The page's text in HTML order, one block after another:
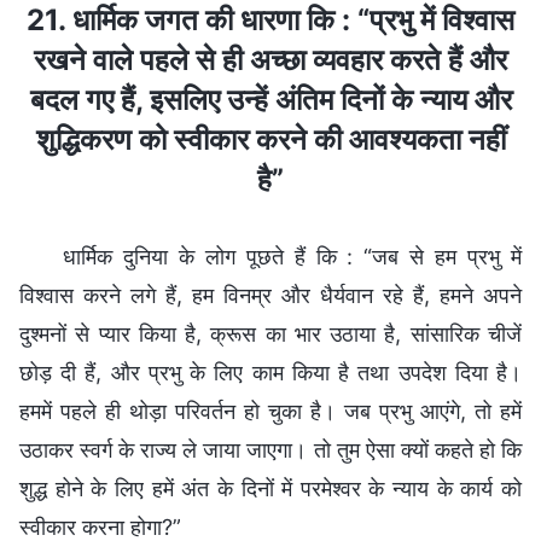
21. धार्मिक जगत की धारणा कि : “प्रभु में विश्वास
रखने वाले पहले से ही अच्छा व्यवहार करते हैं और
बदल गए हैं, इसलिए उन्हें अंतिम दिनों के न्याय और
शुद्धिकरण को स्वीकार करने की आवश्यकता नहीं
है”
धार्मिक दुनिया के लोग पूछते हैं कि : “जब से हम प्रभु में
विश्वास करने लगे हैं, हम विनम्र और धैर्यवान रहे हैं, हमने अपने
दुश्मनों से प्यार किया है, क्रूस का भार उठाया है, सांसारिक चीजें
छोड़ दी हैं, और प्रभु के लिए काम किया है तथा उपदेश दिया है।
हममें पहले ही थोड़ा परिवर्तन हो चुका है। जब प्रभु आएंगे, तो हमें
उठाकर स्वर्ग के राज्य ले जाया जाएगा। तो तुम ऐसा क्यों कहते हो कि
शुद्ध होने के लिए हमें अंत के दिनों में परमेश्वर के न्याय के कार्य को
स्वीकार करना होगा?”